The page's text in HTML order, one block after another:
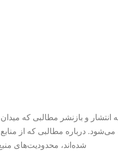
انتشار و بازنشر مطالبی که
درباره مطالبی که از
شده‌اند، محدودیت‌های